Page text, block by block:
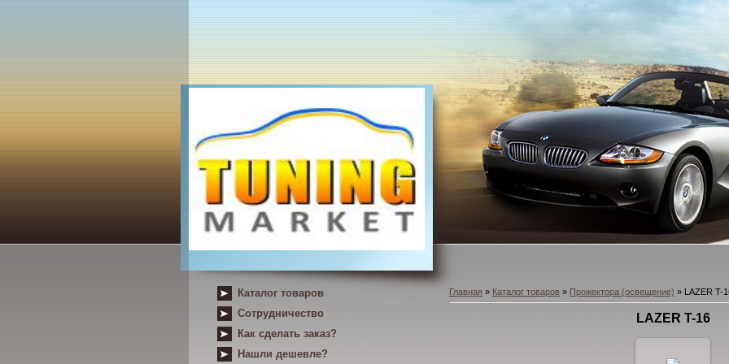
Каталог товаров
Сотрудничество
Как сделать заказ?
Нашли дешевле?
Главная » Каталог товаров » Прожектора (освещение) » LAZER T-
LAZER T-16